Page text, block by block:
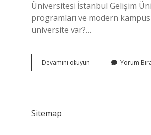
Üniversitesi İstanbul Gelişim
programları ve modern
üniversite var?…
Devamını okuyun Türkiyenin
En
Yorum
Sitemap